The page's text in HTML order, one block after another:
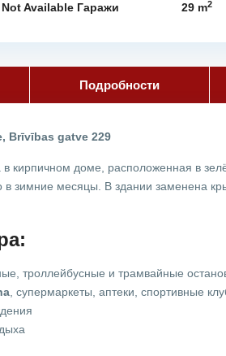
Not Available Гаражи 29 m2
Подробности
Brīvības gatve 229
кирпичном доме, расположенная в
зимние месяцы. В здании заменена
троллейбусные и трамвайные
, супермаркеты, аптеки, спортивные